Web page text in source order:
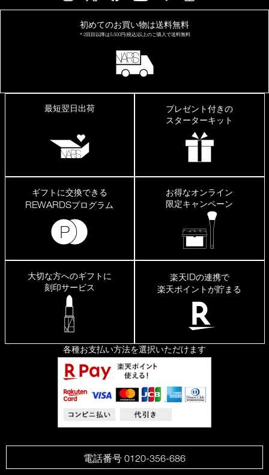
初めてのお買い物は送料無料
＊2回目以降は5,500円(税込)以上のご購入で送料無料
最短翌日出荷
プレゼント付きの
スターターキット
ギフトに交換できる
REWARDSプログラム
お得なオンライン
限定キャンペーン
大切な方へのギフトに
刻印サービス
楽天IDの連携で
楽天ポイントが貯まる
各種お支払い方法を選択いただけます
電話番号 0120-356-686